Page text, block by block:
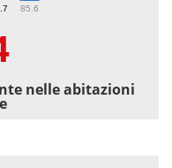
85.6
nelle abitazioni